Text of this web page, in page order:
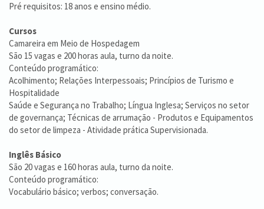
Pré requisitos: 18 anos e ensino médio.
Cursos
Camareira em Meio de Hospedagem
São 15 vagas e 200 horas aula, turno da noite.
Conteúdo programático:
Acolhimento; Relações Interpessoais; Princípios de Turismo e
Hospitalidade
Saúde e Segurança no Trabalho; Língua Inglesa; Serviços no setor
de governança; Técnicas de arrumação - Produtos e Equipamentos
do setor de limpeza - Atividade prática Supervisionada.
Inglês Básico
São 20 vagas e 160 horas aula, turno da noite.
Conteúdo programático:
Vocabulário básico; verbos; conversação.